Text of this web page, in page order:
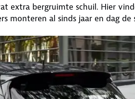
extra bergruimte schuil. Hier
monteren al sinds jaar en dag